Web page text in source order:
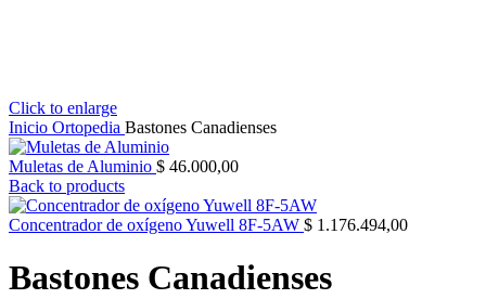
Click to enlarge
Inicio Ortopedia Bastones Canadienses
Muletas de Aluminio $ 46.000,00
Back to products
Concentrador de oxígeno Yuwell 8F-5AW $ 1.176.494,00
Bastones Canadienses